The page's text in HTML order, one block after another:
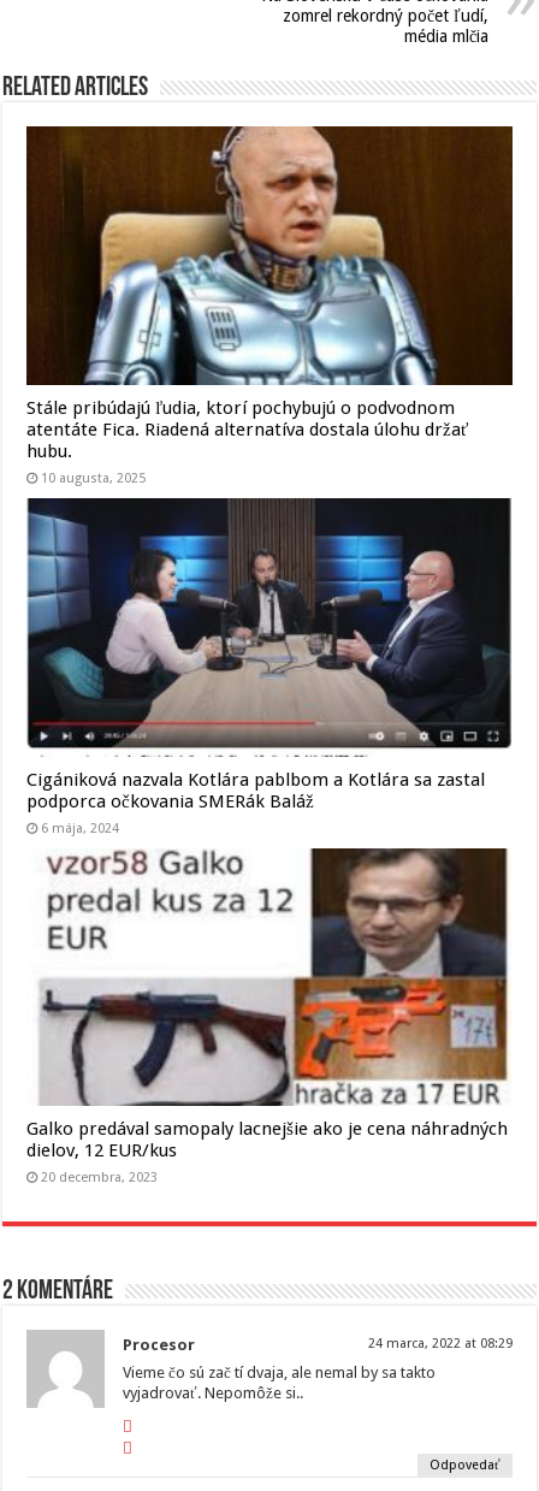
zomrel rekordný počet ľudí,
média mlčia
Related Articles
Stále pribúdajú ľudia, ktorí pochybujú o podvodnom
atentáte Fica. Riadená alternatíva dostala úlohu držať
hubu.
10 augusta, 2025
Cigániková nazvala Kotlára pablbom a Kotlára sa zastal
podporca očkovania SMERák Baláž
6 mája, 2024
Galko predával samopaly lacnejšie ako je cena náhradných
dielov, 12 EUR/kus
20 decembra, 2023
2 komentáre
Procesor 24 marca, 2022 at 08:29
Vieme čo sú zač tí dvaja, ale nemal by sa takto
vyjadrovať. Nepomôže si..
Odpovedať